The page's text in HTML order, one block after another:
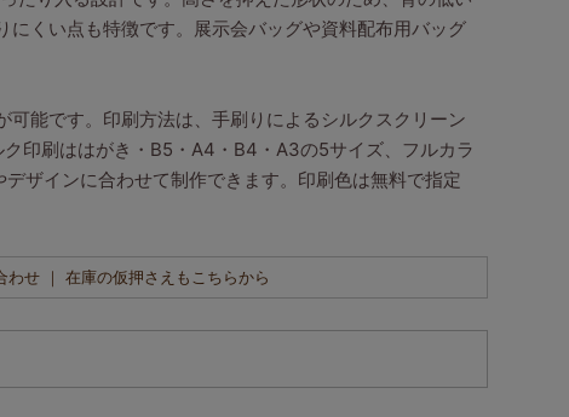
くい点も特徴です。展示会バッグや資料配布用バッグ
可能です。印刷方法は、手刷りによるシルクスクリーン
印刷ははがき・B5・A4・B4・A3の5サイズ、フルカラ
ザインに合わせて制作できます。印刷色は無料で指定
わせ ｜ 在庫の仮押さえもこちらから